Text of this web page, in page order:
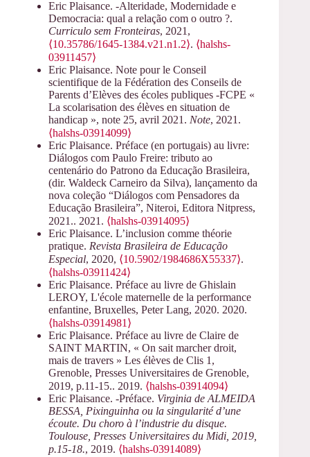
Eric Plaisance. -Alteridade, Modernidade e
Democracia: qual a relação com o outro ?.
Curriculo sem Fronteiras, 2021,
⟨10.35786/1645-1384.v21.n1.2⟩. ⟨halshs-
03911457⟩
Eric Plaisance. Note pour le Conseil
scientifique de la Fédération des Conseils de
Parents d’Elèves des écoles publiques -FCPE «
La scolarisation des élèves en situation de
handicap », note 25, avril 2021. Note, 2021.
⟨halshs-03914099⟩
Eric Plaisance. Préface (en portugais) au livre:
Diálogos com Paulo Freire: tributo ao
centenário do Patrono da Educação Brasileira,
(dir. Waldeck Carneiro da Silva), lançamento da
nova coleção “Diálogos com Pensadores da
Educação Brasileira”, Niteroi, Editora Nitpress,
2021.. 2021. ⟨halshs-03914095⟩
Eric Plaisance. L’inclusion comme théorie
pratique. Revista Brasileira de Educação
Especial, 2020, ⟨10.5902/1984686X55337⟩.
⟨halshs-03911424⟩
Eric Plaisance. Préface au livre de Ghislain
LEROY, L'école maternelle de la performance
enfantine, Bruxelles, Peter Lang, 2020. 2020.
⟨halshs-03914981⟩
Eric Plaisance. Préface au livre de Claire de
SAINT MARTIN, « On sait marcher droit,
mais de travers » Les élèves de Clis 1,
Grenoble, Presses Universitaires de Grenoble,
2019, p.11-15.. 2019. ⟨halshs-03914094⟩
Eric Plaisance. -Préface. Virginia de ALMEIDA
BESSA, Pixinguinha ou la singularité d’une
écoute. Du choro à l’industrie du disque.
Toulouse, Presses Universitaires du Midi, 2019,
p.15-18., 2019. ⟨halshs-03914089⟩